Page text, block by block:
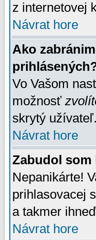
z internetovej
Návrat hore
Ako
Vo Vašom
možnosť
skrytý užívateľ.
Návrat hore
Zabudol som
Nepanikárte!
prihlasovacej
a takmer
Návrat hore